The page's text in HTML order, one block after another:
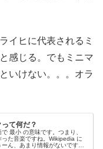
イヒに代表されるミ
感じる。でもミニマ
いけない。。。オラ
て何だ？
最小 の意味です。つまり、
た音楽ですね。Wikipedia に
ん、あまり情報がないです